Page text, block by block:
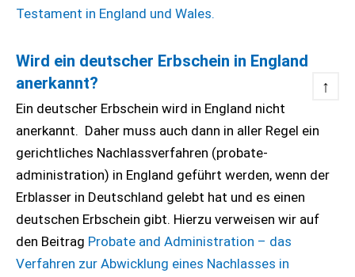
Testament in England und Wales.
Wird ein deutscher Erbschein in England
anerkannt?
↑
Ein deutscher Erbschein wird in England nicht
anerkannt. Daher muss auch dann in aller Regel ein
gerichtliches Nachlassverfahren (probate-
administration) in England geführt werden, wenn der
Erblasser in Deutschland gelebt hat und es einen
deutschen Erbschein gibt. Hierzu verweisen wir auf
den Beitrag Probate and Administration – das
Verfahren zur Abwicklung eines Nachlasses in